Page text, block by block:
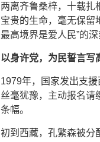
两离齐鲁桑梓，十载扎
宝贵的生命，毫无保留
最高境界是爱人民”的深
以身许党，为民誓言写
1979年，国家发出支
丝毫犹豫，主动报名请
条幅。
初到西藏，孔繁森被分